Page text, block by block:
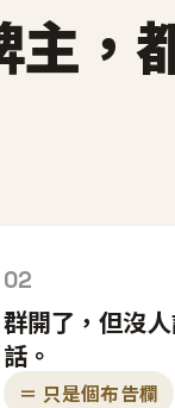
主，
02
群開了，但沒
話。
＝ 只是個布告欄